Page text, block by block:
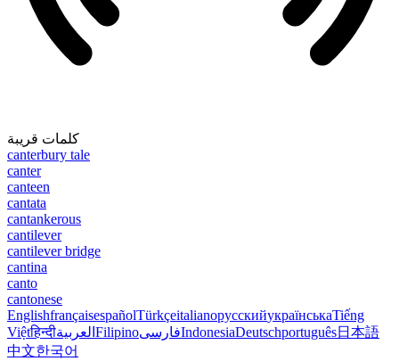
كلمات قريبة
canterbury tale
canter
canteen
cantata
cantankerous
cantilever
cantilever bridge
cantina
canto
cantonese
EnglishfrançaisespañolTürkçeitalianoрусскийукраїнськаTiếng
Việtहिन्दीالعربية FilipinoفارسیIndonesiaDeutschportuguês日本語
中文한국어